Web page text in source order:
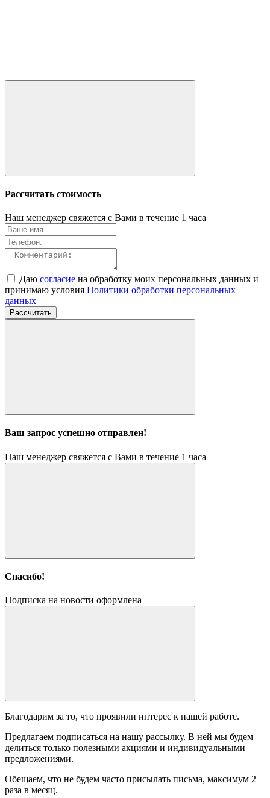
Рассчитать стоимость
Наш менеджер свяжется с Вами в течение 1 часа
Даю согласие на обработку моих персональных данных и
принимаю условия Политики обработки персональных
данных
Рассчитать
Ваш запрос успешно отправлен!
Наш менеджер свяжется с Вами в течение 1 часа
Спасибо!
Подписка на новости оформлена
Благодарим за то, что проявили интерес к нашей работе.
Предлагаем подписаться на нашу рассылку. В ней мы будем
делиться только полезными акциями и индивидуальными
предложениями.
Обещаем, что не будем часто присылать письма, максимум 2
раза в месяц.